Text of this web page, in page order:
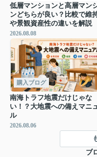
低層マンションと高層マン
ンどちらが良い？比較で維
や景観資産性の違いを解説
2026.08.08
購入ブログ
南海トラフ地震だけじゃな
い！？大地震への備えマニ
ル
2026.08.06
ブ